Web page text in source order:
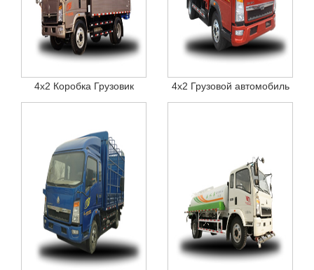
4x2 Коробка Грузовик 4x2 Грузовой автомобиль